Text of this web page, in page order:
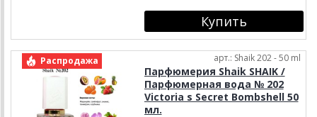
Распродажа арт.: Shaik 202 - 50 ml
Парфюмерия Shaik SHAIK /
Парфюмерная вода № 202
Victoria s Secret Bombshell 50
мл.